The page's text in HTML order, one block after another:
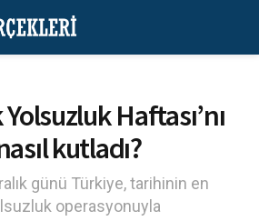
Yolsuzluk Haftası’nı
kutladı?
günü Türkiye, tarihinin en
operasyonuyla